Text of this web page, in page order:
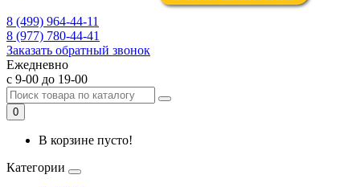
8 (499) 964-44-11
8 (977) 780-44-41
Заказать обратный звонок
Ежедневно
с 9-00 до 19-00
0
В корзине пусто!
Категории